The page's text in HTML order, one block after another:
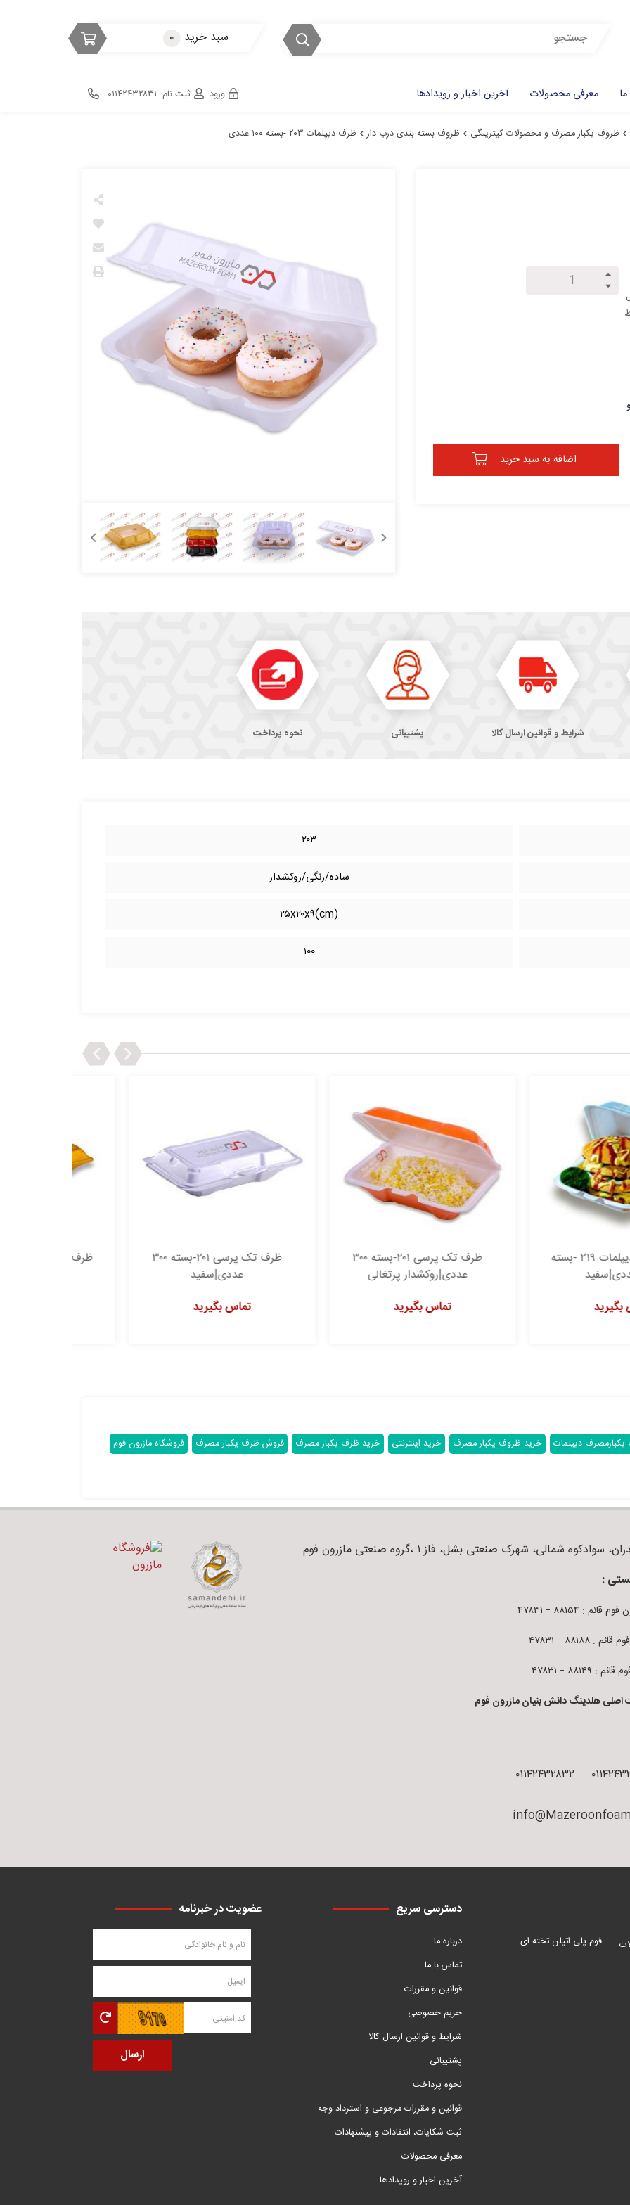
سبد خرید ۰
معرفی محصولات آخرین اخبار و رویدادها ورود ثبت نام ۰۱۱۴۲۴۳۲۸۳۱
ظروف یکبار مصرف و محصولات کیترینگی ظروف بسته بندی درب دار ظرف ديپلمات ۲۰۳ -بسته ۱۰۰ عددی
اضافه به سبد خرید
شرایط و قوانین ارسال کالا پشتیبانی نحوه پرداخت
۲۰۳
ساده/رنگی/روکشدار
۲۵x۲۰x۹(cm)
۱۰۰
Previous
عددی|روکشدار پرتغالی
تماس بگیرید
عددی|سفید
تماس بگیرید
ظرف دوپرسی ۲۰۲-بسته ۲۰۰عددی|
روکشدار پرتغالی
تماس بگیرید
Next
دیپلمات خرید ظروف یکبار مصرف خرید اینترنتی خرید ظرف یکبار مصرف فروش ظرف یکبار مصرف
فروشگاه مازرون فوم
سوادکوه شمالی، شهرک صنعتی بشل، فاز ۱ ،گروه صنعتی مازرون فوم
:
قائم : ۸۸۱۵۴ – ۴۷۸۳۱
: ۸۸۱۸۸ – ۴۷۸۳۱
: ۸۸۱۴۹ – ۴۷۸۳۱
اصلی هلدینگ دانش بنیان مازرون فوم
۰۱۱۴۲۴۳۲۸۳۲
فوم پلی اتیلن تخته ای
دسترسی سریع
درباره ما
تماس با ما
قوانین و مقررات
حریم خصوصی
شرایط و قوانین ارسال کالا
پشتیبانی
نحوه پرداخت
قوانین و مقررات مرجوعی و استرداد وجه
ثبت شکایات، انتقادات و پیشنهادات
معرفی محصولات
آخرین اخبار و رویدادها
عضویت در خبرنامه